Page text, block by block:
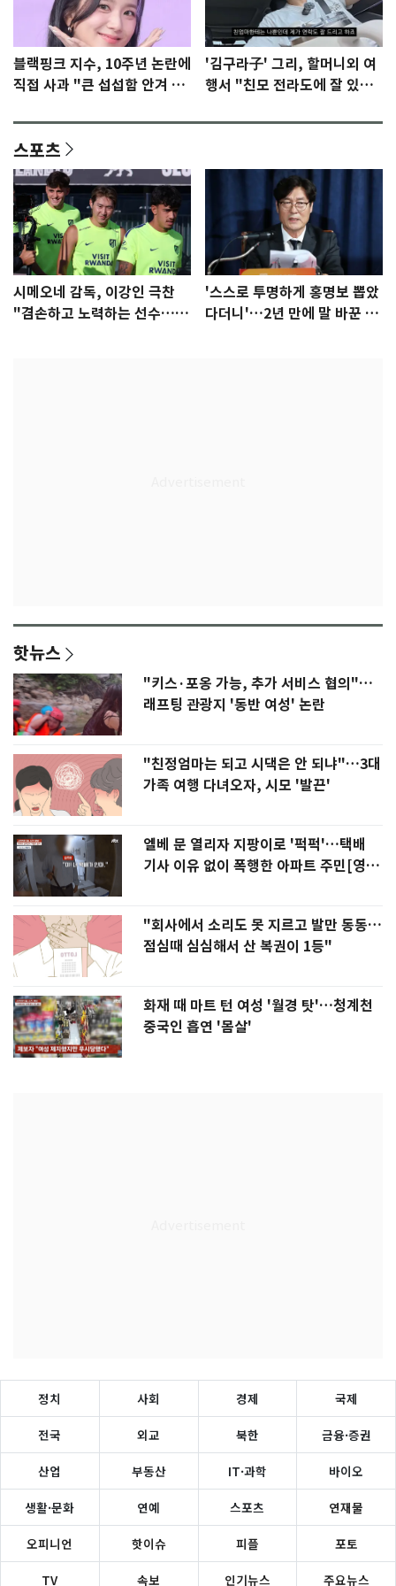
블랙핑크 지수, 10주년 논란에
직접 사과 "큰 섭섭함 안겨 미
'김구라子' 그리, 할머니외 여
행서 "친모 전라도에 잘 있
스포츠
시메오네 감독, 이강인 극찬
"겸손하고 노력하는 선수…좋
'스스로 투명하게 홍명보 뽑았
다더니'…2년 만에 말 바꾼 이
핫뉴스
"키스·포옹 가능, 추가 서비스 협의"…
래프팅 관광지 '동반 여성' 논란
"친정엄마는 되고 시댁은 안 되냐"…3대
가족 여행 다녀오자, 시모 '발끈'
엘베 문 열리자 지팡이로 '퍽퍽'…택배
기사 이유 없이 폭행한 아파트 주민[영
"회사에서 소리도 못 지르고 발만 동동…
점심때 심심해서 산 복권이 1등"
화재 때 마트 턴 여성 '월경 탓'…청계천
중국인 흡연 '몸살'
정치 사회 경제 국제
전국 외교 북한 금융·증권
산업 부동산 IT·과학 바이오
생활·문화 연예 스포츠 연재물
오피니언 핫이슈 피플 포토
TV 속보 인기뉴스 주요뉴스